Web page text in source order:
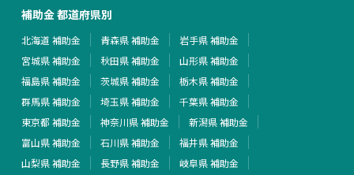
補助金 都道府県別
北海道 補助金 青森県 補助金
岩手県 補助金
宮城県 補助金
秋田県 補助金
山形県 補助金
福島県 補助金
茨城県 補助金
栃木県 補助金
群馬県 補助金
埼玉県 補助金
千葉県 補助金
東京都 補助金
神奈川県 補助金
新潟県 補助金
富山県 補助金
石川県 補助金
福井県 補助金
山梨県 補助金
長野県 補助金
岐阜県 補助金